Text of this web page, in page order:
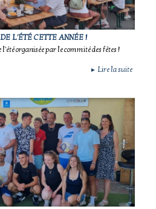
L'ÉTÉ CETTE ANNÉE !
organisée par le commité des fêtes !
► Lire la suite